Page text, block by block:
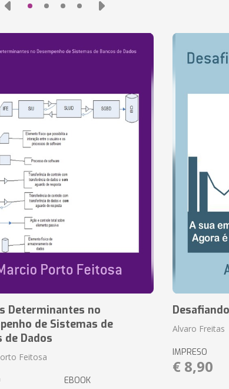
Determinantes no
de Sistemas de
de Dados
Feitosa
EBOOK
Alvaro Freitas
IMPRESO
€ 8,90